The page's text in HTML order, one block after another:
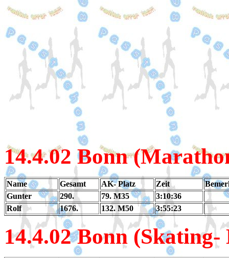
14.4.02 Bonn
Name Gesamt AK- Platz Zeit
Gunter
290. 79. M35
3:10:36
Rolf
1676. 132. M50 3:55:23
14.4.02 Bonn